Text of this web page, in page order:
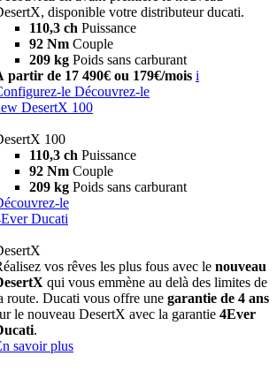
disponible votre distributeur ducati.
110,3 ch Puissance
92 Nm Couple
209 kg Poids sans carburant
partir de 17 490€ ou 179€/mois i
le Découvrez-le
DesertX 100
100
110,3 ch Puissance
92 Nm Couple
209 kg Poids sans carburant
le
Ducati
vos rêves les plus fous avec le nouveau
qui vous emmène au delà des limites de
route. Ducati vous offre une garantie de 4 ans
le nouveau DesertX avec la garantie 4Ever
.
savoir plus